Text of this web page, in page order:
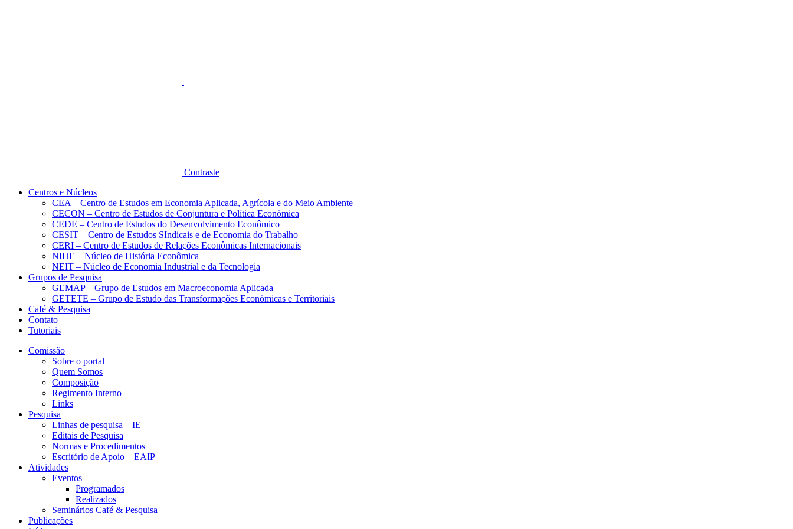
Contraste
Centros e Núcleos
CEA – Centro de Estudos em Economia Aplicada, Agrícola e do Meio Ambiente
CECON – Centro de Estudos de Conjuntura e Política Econômica
CEDE – Centro de Estudos do Desenvolvimento Econômico
CESIT – Centro de Estudos SIndicais e de Economia do Trabalho
CERI – Centro de Estudos de Relações Econômicas Internacionais
NIHE – Núcleo de História Econômica
NEIT – Núcleo de Economia Industrial e da Tecnologia
Grupos de Pesquisa
GEMAP – Grupo de Estudos em Macroeconomia Aplicada
GETETE – Grupo de Estudo das Transformações Econômicas e Territoriais
Café & Pesquisa
Contato
Tutoriais
Comissão
Sobre o portal
Quem Somos
Composição
Regimento Interno
Links
Pesquisa
Linhas de pesquisa – IE
Editais de Pesquisa
Normas e Procedimentos
Escritório de Apoio – EAIP
Atividades
Eventos
Programados
Realizados
Seminários Café & Pesquisa
Publicações